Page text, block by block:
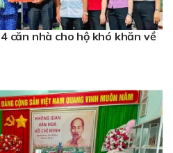
căn nhà cho hộ khó khăn về